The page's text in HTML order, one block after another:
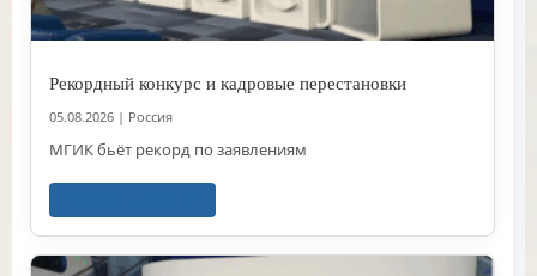
Рекордный конкурс и кадровые перестановки
05.08.2026 | Россия
МГИК бьёт рекорд по заявлениям